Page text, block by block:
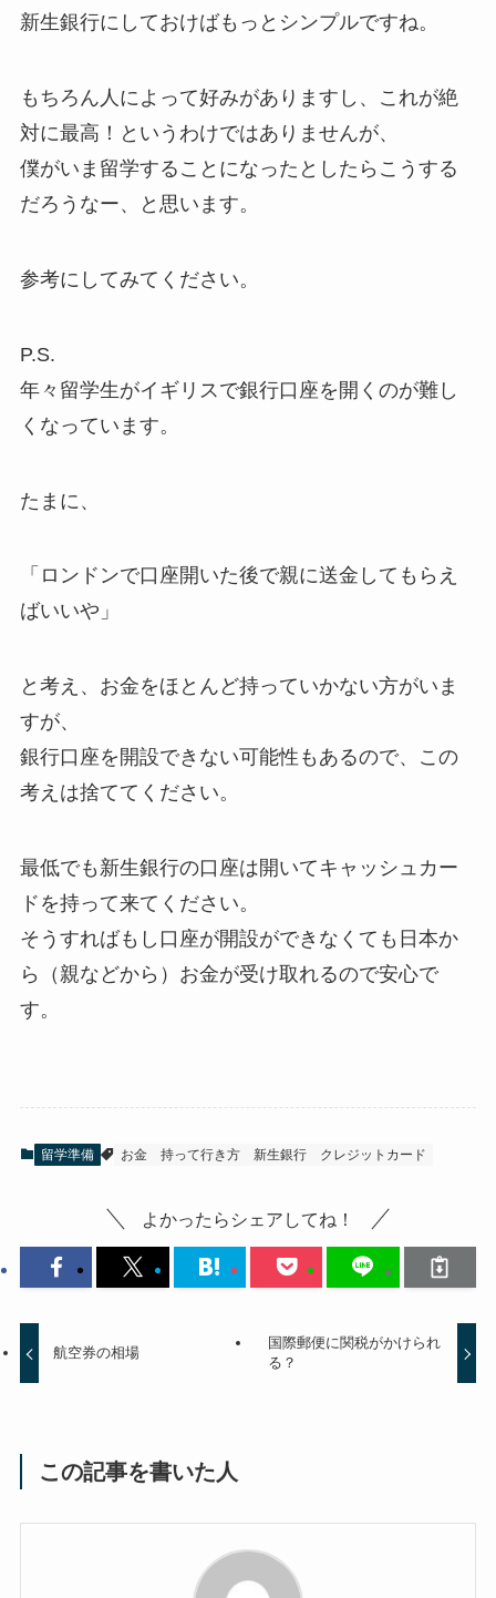
新生銀行にしておけばもっとシンプルですね。
もちろん人によって好みがありますし、これが絶
対に最高！というわけではありませんが、
僕がいま留学することになったとしたらこうする
だろうなー、と思います。
参考にしてみてください。
P.S.
年々留学生がイギリスで銀行口座を開くのが難し
くなっています。
たまに、
「ロンドンで口座開いた後で親に送金してもらえ
ばいいや」
と考え、お金をほとんど持っていかない方がいま
すが、
銀行口座を開設できない可能性もあるので、この
考えは捨ててください。
最低でも新生銀行の口座は開いてキャッシュカー
ドを持って来てください。
そうすればもし口座が開設ができなくても日本か
ら（親などから）お金が受け取れるので安心で
す。
留学準備 お金 持って行き方 新生銀行 クレジットカード
よかったらシェアしてね！
航空券の相場
国際郵便に関税がかけられ
る？
この記事を書いた人